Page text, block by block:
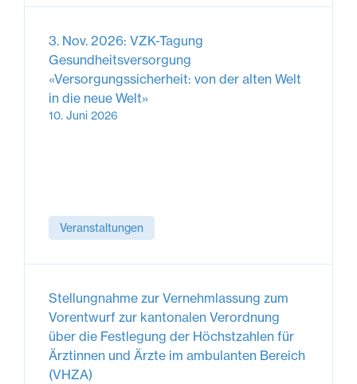
3. Nov. 2026: VZK-Tagung
Gesundheitsversorgung
«Versorgungssicherheit: von der alten Welt
in die neue Welt»
10. Juni 2026
Veranstaltungen
Stellungnahme zur Vernehmlassung zum
Vorentwurf zur kantonalen Verordnung
über die Festlegung der Höchstzahlen für
Ärztinnen und Ärzte im ambulanten Bereich
(VHZA)